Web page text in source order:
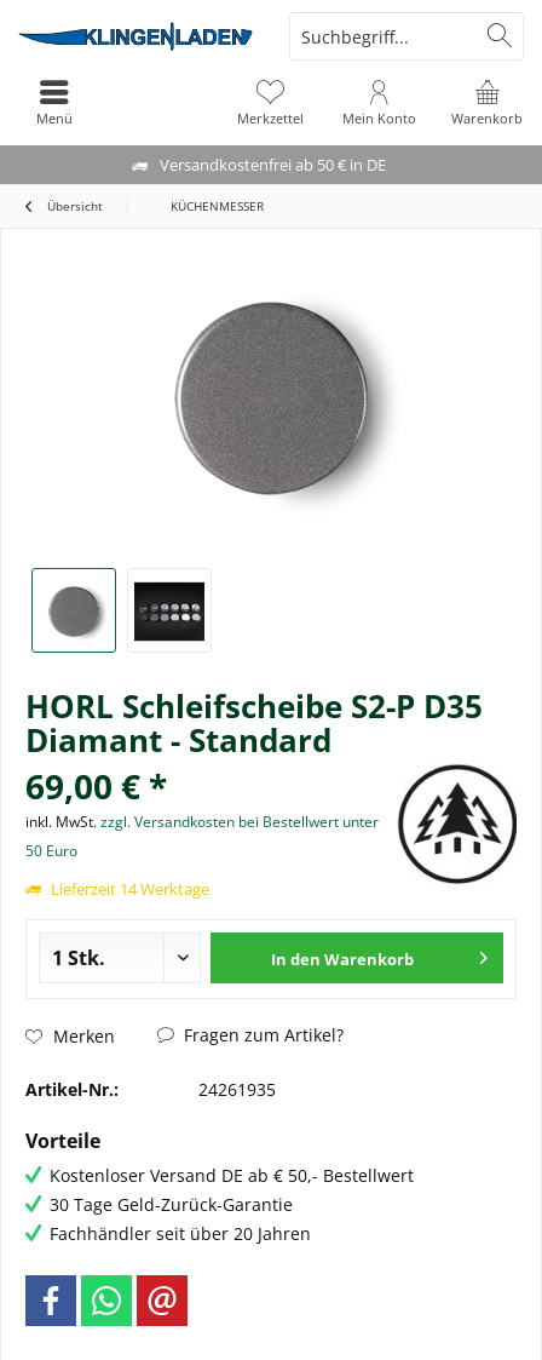
Versandkostenfrei ab 50 € in DE
Warenkorb
Merkzettel Mein Konto
Menü
Übersicht KÜCHENMESSER
HORL Schleifscheibe S2-P D35
Diamant - Standard
69,00 € *
inkl. MwSt.zzgl. Versandkosten bei Bestellwert unter
50 Euro
Lieferzeit 14 Werktage
In den Warenkorb
Merken Fragen zum Artikel?
Artikel-Nr.: 24261935
Vorteile
Kostenloser Versand DE ab € 50,- Bestellwert
30 Tage Geld-Zurück-Garantie
Fachhändler seit über 20 Jahren